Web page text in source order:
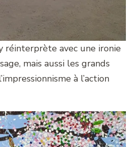
réinterprète avec une ironie
mais aussi les grands
à l’action